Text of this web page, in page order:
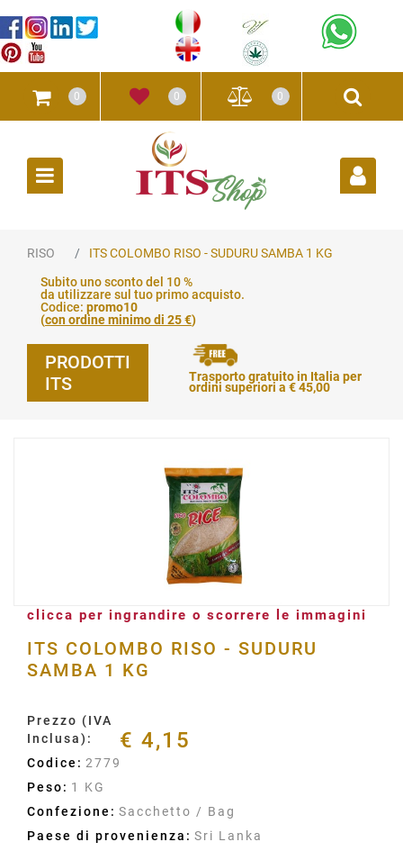
0 0 0
RISO ITS COLOMBO RISO - SUDURU SAMBA 1 KG
Subito uno sconto del 10 %
da utilizzare sul tuo primo acquisto.
Codice: promo10
(con ordine minimo di 25 €)
PRODOTTI
ITS
Trasporto gratuito in Italia per
ordini superiori a € 45,00
clicca per ingrandire o scorrere le immagini
ITS COLOMBO RISO - SUDURU
SAMBA 1 KG
Prezzo (IVA
Inclusa):
€ 4,15
Codice: 2779
Peso: 1 KG
Confezione: Sacchetto / Bag
Paese di provenienza: Sri Lanka